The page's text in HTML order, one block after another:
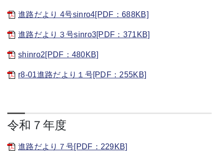
進路だより 4号sinro4[PDF：688KB]
進路だより３号sinro3[PDF：371KB]
shinro2[PDF：480KB]
r8-01進路だより１号[PDF：255KB]
令和７年度
進路だより７号[PDF：229KB]